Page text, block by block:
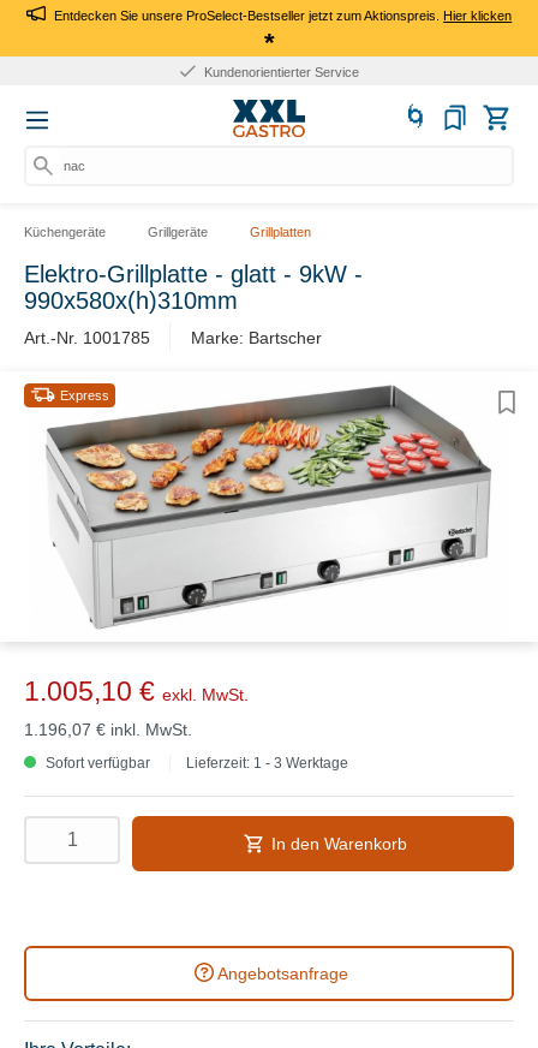
Entdecken Sie unsere ProSelect-Bestseller jetzt zum Aktionspreis.Hier klicken
*
Kundenorientierter Service
nach
Küchengeräte Grillgeräte Grillplatten
Elektro-Grillplatte - glatt - 9kW -
990x580x(h)310mm
Art.-Nr. 1001785 Marke: Bartscher
Express
1.005,10 € exkl. MwSt.
1.196,07 € inkl. MwSt.
Sofort verfügbar Lieferzeit: 1 - 3 Werktage
In den Warenkorb
Angebotsanfrage